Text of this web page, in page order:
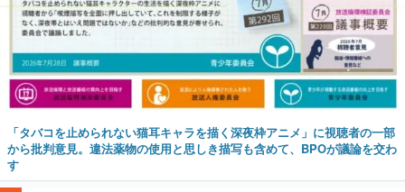
「タバコを止められない猫耳キャラを描く深夜枠アニメ」に視聴者の一部
から批判意見。違法薬物の使用と思しき描写も含めて、BPOが議論を交わ
す